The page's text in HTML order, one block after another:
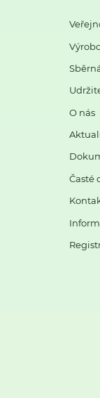
O nás
Časté